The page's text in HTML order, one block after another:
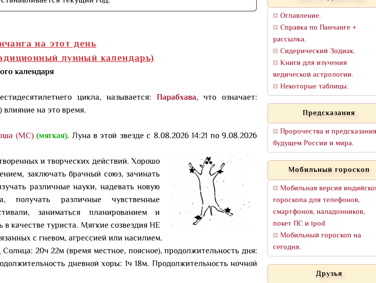
на этот день
лунный календарь)
календаря
цикла, называется: Парабхава, что означает:
на это время.
(МС) (мягкая). Луна в этой звезде с 8.08.2026 14:21 по 9.08.2026
и творческих действий. Хорошо
заключать брачный союз, зачинать
различные науки, надевать новую
получать различные чувственные
заниматься планированием и
качестве туриста. Мягкие созвездия НЕ
с гневом, агрессией или насилием.
20ч 22м (время местное, поясное), продолжительность дня:
дневной хоры: 1ч 18м. Продолжительность ночной
Оглавление.
Справка по Панчанге +
рассылка.
Сидерический Зодиак.
Книги для изучения
ведической астрологии.
Некоторые таблицы.
Предсказания
Пророчества и
будущем России и мира.
Мобильный гороскоп
Мобильная версия
гороскопа для телефонов,
смартфонов, наладонников,
покет ПС и ipod
Мобильный гороскоп на
сегодня.
Друзья